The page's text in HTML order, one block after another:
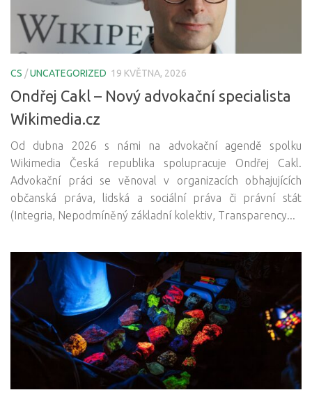
CS /UNCATEGORIZED 19 KVĚTNA, 2026
Ondřej Cakl – Nový advokační specialista
Wikimedia.cz
Od dubna 2026 s námi na advokační agendě spolku
Wikimedia Česká republika spolupracuje Ondřej Cakl.
Advokační práci se věnoval v organizacích obhajujících
občanská práva, lidská a sociální práva či právní stát
(Integria, Nepodmíněný základní kolektiv, Transparency...